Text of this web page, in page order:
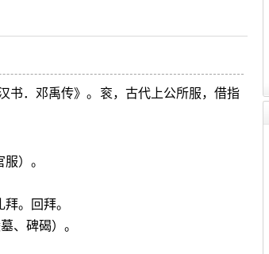
书．邓禹传》。衮，古代上公所服，借指
）。
。回拜。
、碑碣）。